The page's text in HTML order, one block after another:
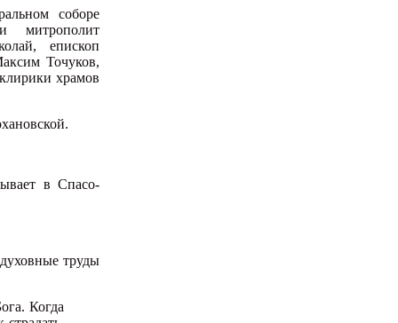
соборе
митрополит
епископ
Точуков,
храмов
в Спасо-
труды
Когда